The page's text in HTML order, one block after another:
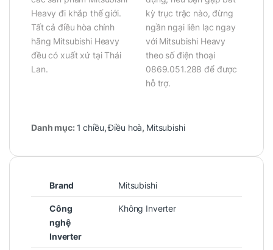
Heavy đi khắp thế giới.
Tất cả điều hòa chính
hãng Mitsubishi Heavy
đều có xuất xứ tại Thái
Lan.
kỳ trục trặc nào, đừng
ngần ngại liên lạc ngay
với Mitsubishi Heavy
theo số điện thoại
0869.051.288 để được
hỗ trợ.
Danh mục: 1 chiều,Điều hoà, Mitsubishi
Brand Mitsubishi
Công
nghệ
Inverter
Không Inverter